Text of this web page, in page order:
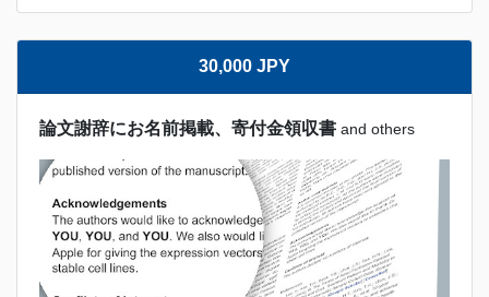
30,000 JPY
論文謝辞にお名前掲載、寄付金領収書 and others